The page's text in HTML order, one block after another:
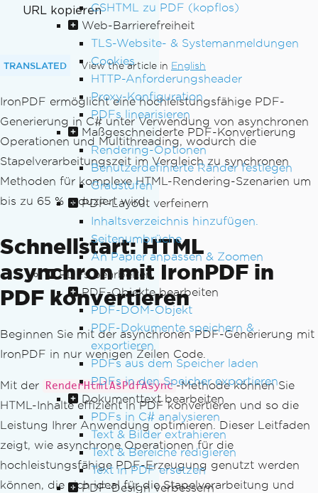
CSHTML zu PDF (kopflos)
Web-Barrierefreiheit
TLS-Website- & Systemanmeldungen
Cookies
HTTP-Anforderungsheader
Proxy-Konfiguration
PDFs linearisieren
Maßgeschneiderte PDF-Konvertierung
Rendering-Optionen
Benutzerdefinierte Ränder festlegen
Graustufen
PDF-Layout verfeinern
Inhaltsverzeichnis hinzufügen.
Seitenumbrüche
An Papier anpassen & Zoomen
PDFs bearbeiten
PDF-Objekte bearbeiten
PDF-DOM-Objekt
PDF-Dokumente speichern &
exportieren
PDFs aus dem Speicher laden
PDFs in den Speicher exportieren
Dokumenttext bearbeiten
PDFs in C# analysieren
Text & Bilder extrahieren
Text & Bereiche redigieren
Text in PDF ersetzen
PDF-Design verbessern
URL kopieren
TRANSLATED View the article in English
IronPDF ermöglicht eine hochleistungsfähige PDF-
Generierung in C# unter Verwendung von asynchronen
Operationen und Multithreading, wodurch die
Stapelverarbeitungszeit im Vergleich zu synchronen
Methoden für komplexe HTML-Rendering-Szenarien um
bis zu 65 % reduziert wird.
Schnellstart: HTML
asynchron mit IronPDF in
PDF konvertieren
Beginnen Sie mit der asynchronen PDF-Generierung mit
IronPDF in nur wenigen Zeilen Code.
Mit der RenderHtmlAsPdfAsync -Methode können Sie
HTML-Inhalte effizient in PDF konvertieren und so die
Leistung Ihrer Anwendung optimieren. Dieser Leitfaden
zeigt, wie asynchrone Operationen für die
hochleistungsfähige PDF-Erzeugung genutzt werden
können, die sich ideal für die Stapelverarbeitung und